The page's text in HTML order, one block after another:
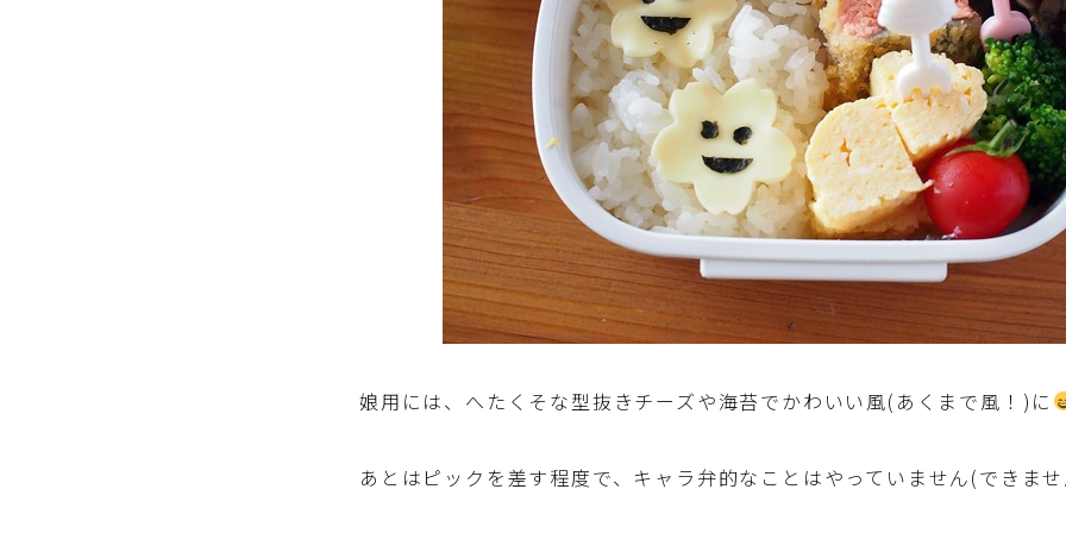
娘用には、へたくそな型抜きチーズや海苔でかわいい風(あくまで風！)に
あとはピックを差す程度で、キャラ弁的なことはやっていません(できま